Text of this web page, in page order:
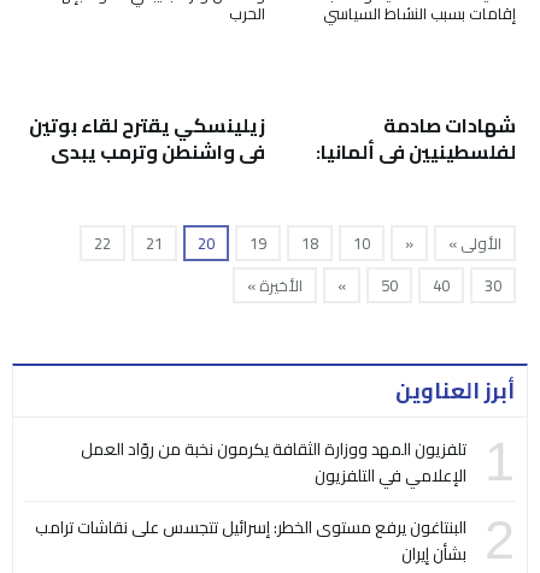
شهادات صادمة
لفلسطينيين في ألمانيا:
السياسي
زيلينسكي يقترح لقاء بوتين
في واشنطن وترمب يبدي
الأولى » «
10
18
19
20
21
22
30
40
50
» الأخيرة »
أبرز العناوين
1
تلفزيون المهد ووزارة الثقافة يكرمون نخبة من روّاد العمل
الإعلامي في التلفزيون
2
البنتاغون يرفع مستوى الخطر: إسرائيل تتجسس على نقاشات ترامب
بشأن إيران